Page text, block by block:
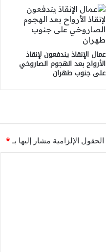
عمال الإنقاذ يندفعون لإنقاذ
الأرواح بعد الهجوم الصاروخي
على جنوب طهران
الحقول الإلزامية مشار إليها بـ*